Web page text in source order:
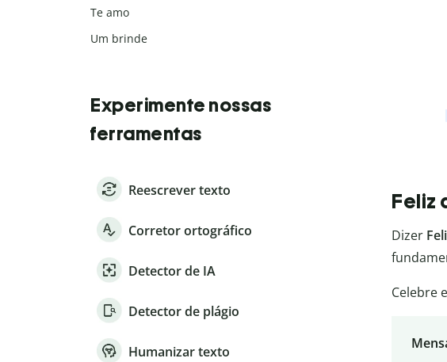
Feliz
Dizer
Celebre
Te amo
Um brinde
Experimente nossas
ferramentas
Reescrever texto
Corretor ortográfico
Detector de IA
Detector de plágio
Humanizar texto